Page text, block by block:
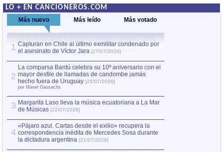
LO + EN CANCIONEROS.COM
Más nuevo Más leído Más votado
1 Capturan en Chile al último exmilitar condenado por
el asesinato de Víctor Jara [27/07/2026]
2
La comparsa Bantú celebra su 10º aniversario con el
mayor desfile de llamadas de candombe jamás
hecho fuera de Uruguay [25/07/2026]
por Manel Gausachs
3 Margarita Laso lleva la música ecuatoriana a La Mar
de Músicas [22/07/2026]
4
«Pájaro azul. Cartas desde el exilio» recupera la
correspondencia inédita de Mercedes Sosa durante
la dictadura argentina [21/07/2026]